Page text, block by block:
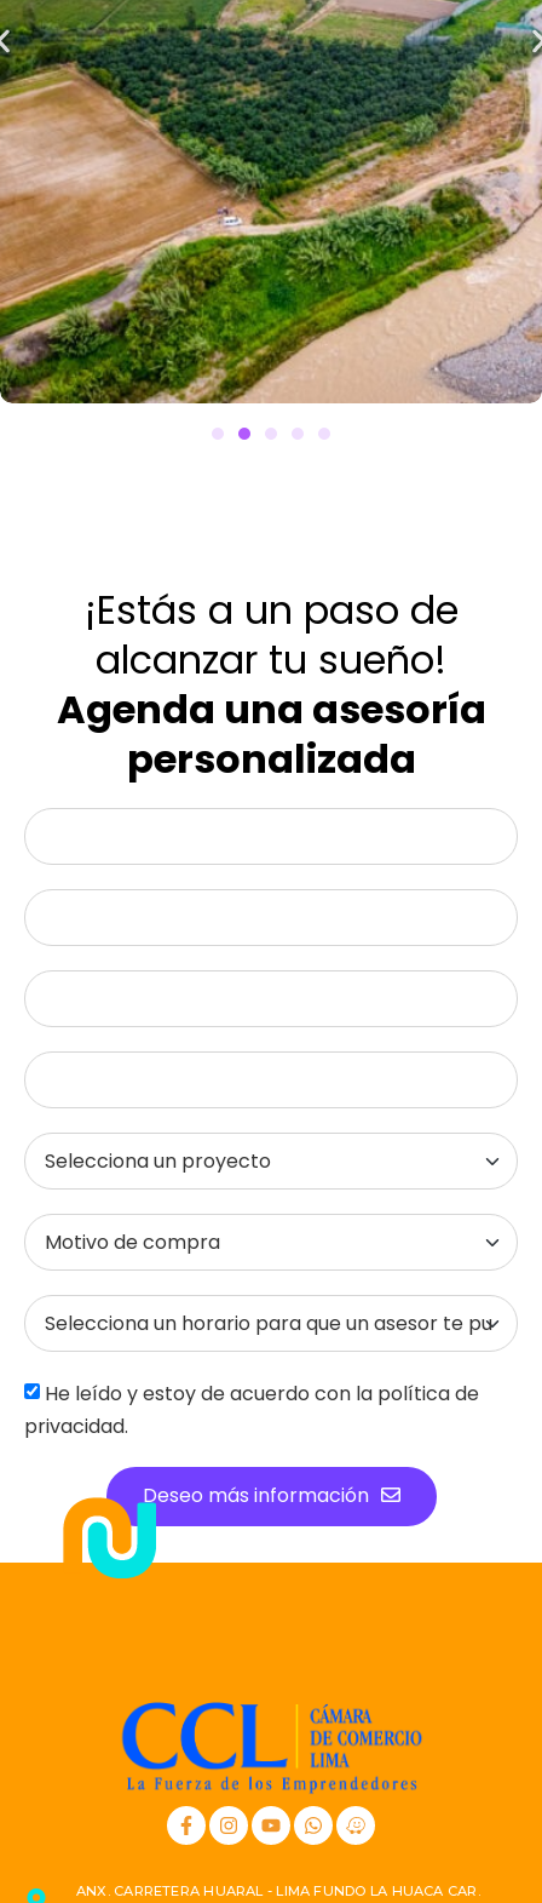
Terrazas de Aucallama
¡Estás a un paso de
alcanzar tu sueño!
Agenda una asesoría
personalizada
He leído y estoy de acuerdo con la política de
privacidad.
Deseo más información
ANX. CARRETERA HUARAL - LIMA FUNDO LA HUACA CAR.